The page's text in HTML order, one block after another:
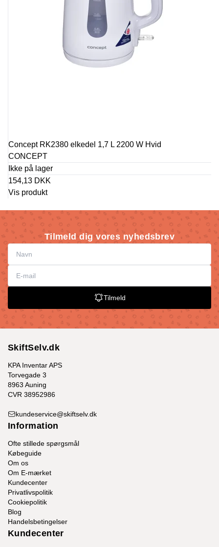
Concept RK2380 elkedel 1,7 L 2200 W Hvid
CONCEPT
Ikke på lager
154,13 DKK
Vis produkt
Tilmeld dig vores nyhedsbrev
Tilmeld
SkiftSelv.dk
KPA Inventar APS
Torvegade 3
8963 Auning
CVR 38952986
kundeservice@skiftselv.dk
Information
Ofte stillede spørgsmål
Købeguide
Om os
Om E-mærket
Kundecenter
Privatlivspolitik
Cookiepolitik
Blog
Handelsbetingelser
Kundecenter